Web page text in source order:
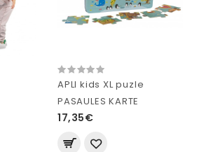
APLI kids XL puzle
PASAULES KARTE
17,35€